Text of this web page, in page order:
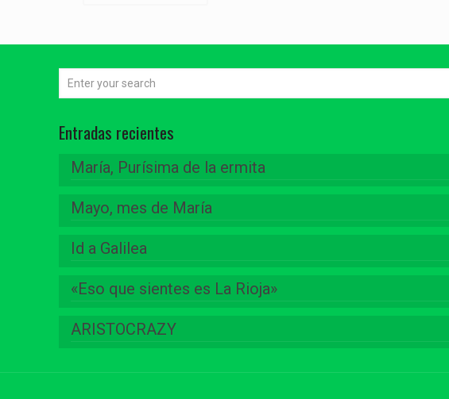
Entradas recientes
María, Purísima de la ermita
Mayo, mes de María
Id a Galilea
«Eso que sientes es La Rioja»
ARISTOCRAZY